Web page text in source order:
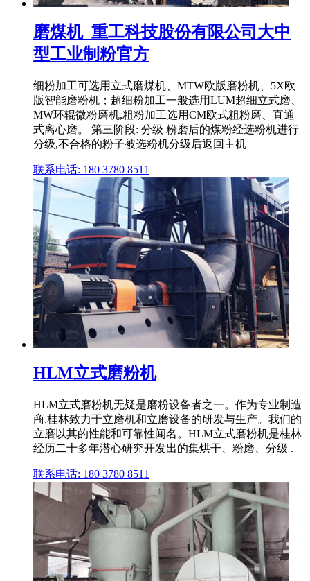
磨煤机_重工科技股份有限公司大中
型工业制粉官方
细粉加工可选用立式磨煤机、MTW欧版磨粉机、5X欧
版智能磨粉机；超细粉加工一般选用LUM超细立式磨、
MW环辊微粉磨机,粗粉加工选用CM欧式粗粉磨、直通
式离心磨。 第三阶段: 分级 粉磨后的煤粉经选粉机进行
分级,不合格的粉子被选粉机分级后返回主机
联系电话: 180 3780 8511
HLM立式磨粉机
HLM立式磨粉机无疑是磨粉设备者之一。作为专业制造
商,桂林致力于立磨机和立磨设备的研发与生产。我们的
立磨以其的性能和可靠性闻名。HLM立式磨粉机是桂林
经历二十多年潜心研究开发出的集烘干、粉磨、分级 .
联系电话: 180 3780 8511